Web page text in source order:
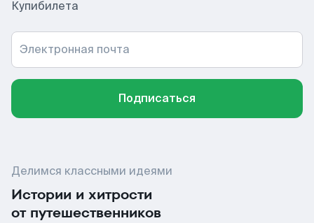
Купибилета
Электронная почта
Подписаться
Делимся классными идеями
Истории и хитрости
от путешественников